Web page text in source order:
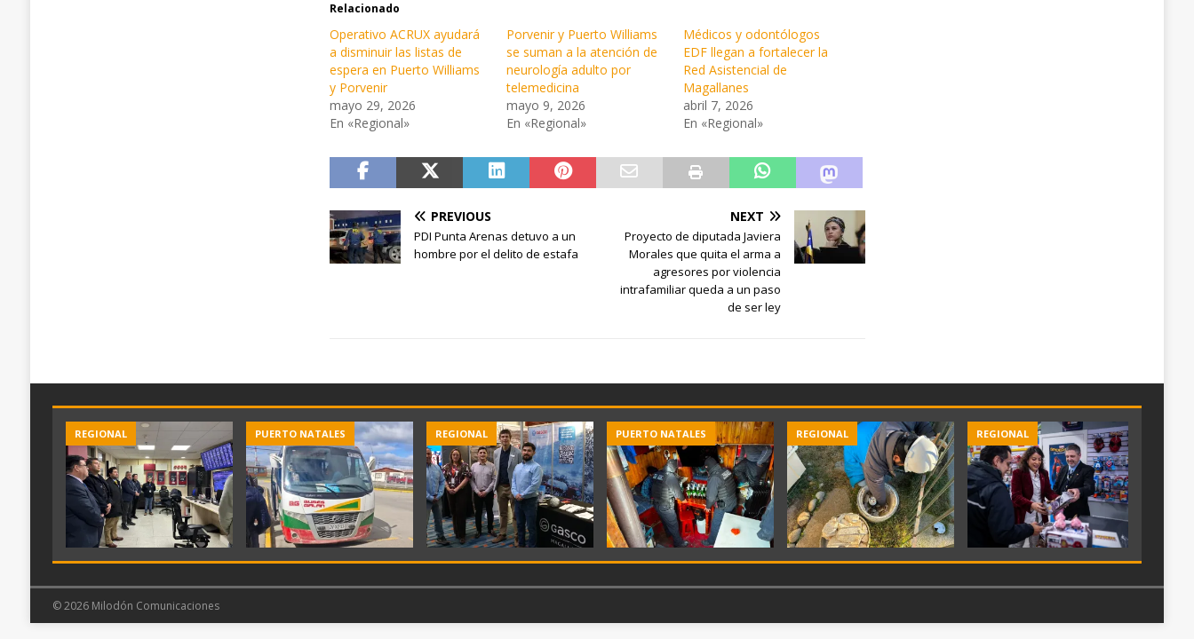
Relacionado
Operativo ACRUX ayudará
a disminuir las listas de
espera en Puerto Williams
y Porvenir
mayo 29, 2026
En «Regional»
Porvenir y Puerto Williams
se suman a la atención de
neurología adulto por
telemedicina
mayo 9, 2026
En «Regional»
Médicos y odontólogos
EDF llegan a fortalecer la
Red Asistencial de
Magallanes
abril 7, 2026
En «Regional»
PREVIOUS
PDI Punta Arenas detuvo a un
hombre por el delito de estafa
NEXT
Proyecto de diputada Javiera
Morales que quita el arma a
agresores por violencia
intrafamiliar queda a un paso
de ser ley
REGIONAL PUERTO NATALES REGIONAL PUERTO NATALES REGIONAL REGIONAL
© 2026 Milodón Comunicaciones